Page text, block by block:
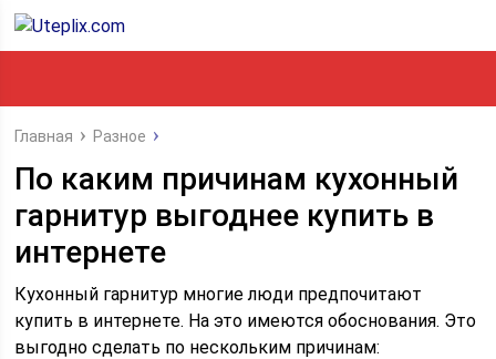
Главная Разное
По каким причинам кухонный
гарнитур выгоднее купить в
интернете
Кухонный гарнитур многие люди предпочитают
купить в интернете. На это имеются обоснования. Это
выгодно сделать по нескольким причинам: